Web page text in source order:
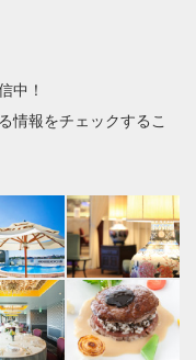
中！
情報をチェックするこ